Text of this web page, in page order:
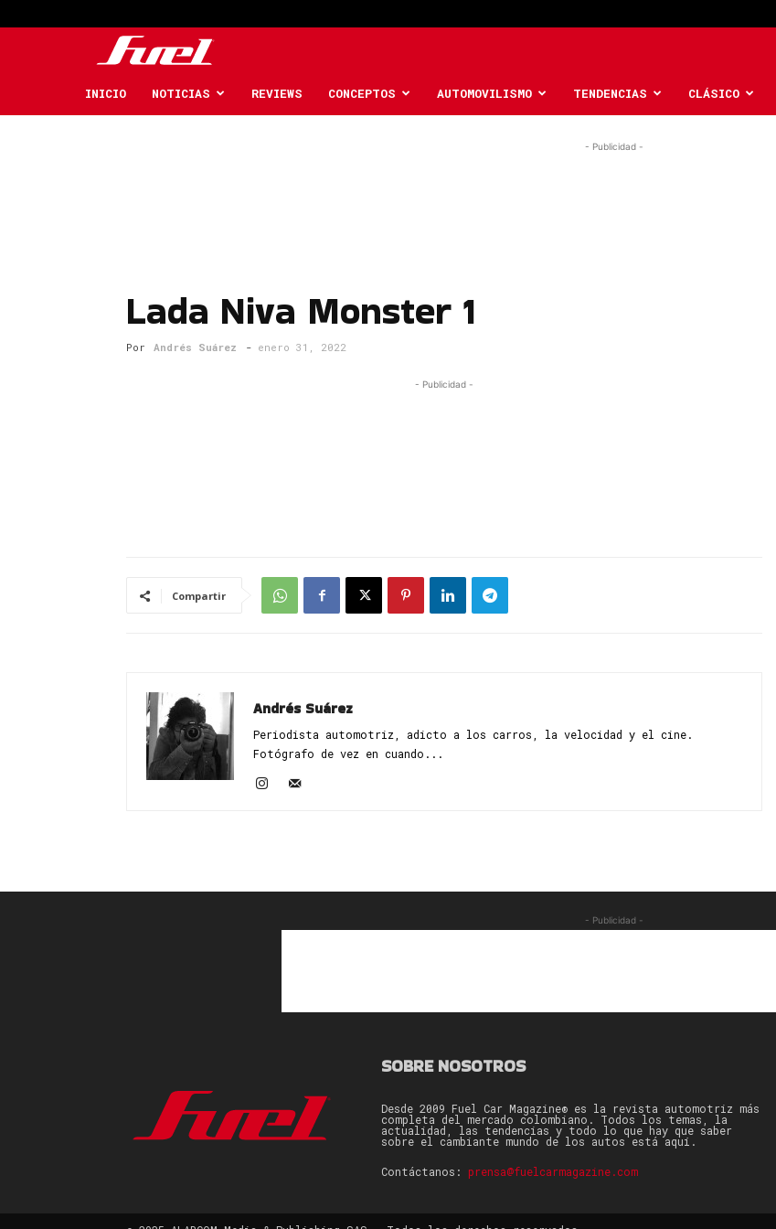
Car
INICIO NOTICIAS REVIEWS CONCEPTOS AUTOMOVILISMO TENDENCIAS CLÁSICO
- Publicidad -
Lada Niva Monster 1
Por Andrés Suárez - enero 31, 2022
- Publicidad -
Compartir
Andrés Suárez
Periodista automotriz, adicto a los carros, la velocidad y el cine.
Fotógrafo de vez en cuando...
- Publicidad -
SOBRE NOSOTROS
Desde 2009 Fuel Car Magazine® es la revista automotriz más
completa del mercado colombiano. Todos los temas, la
actualidad, las tendencias y todo lo que hay que saber
sobre el cambiante mundo de los autos está aquí.
Contáctanos: prensa@fuelcarmagazine.com